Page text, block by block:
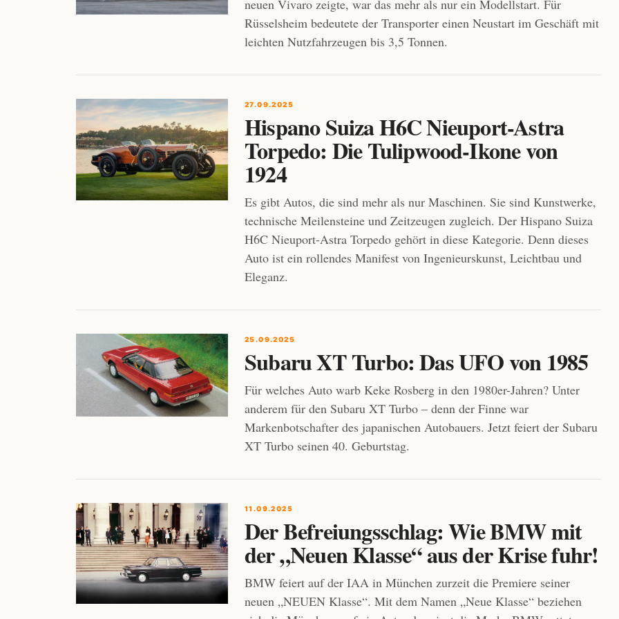
neuen Vivaro zeigte, war das mehr als nur ein Modellstart. Für
Rüsselsheim bedeutete der Transporter einen Neustart im Geschäft mit
leichten Nutzfahrzeugen bis 3,5 Tonnen.
27.09.2025
Hispano Suiza H6C Nieuport-Astra
Torpedo: Die Tulipwood-Ikone von
1924
Es gibt Autos, die sind mehr als nur Maschinen. Sie sind Kunstwerke,
technische Meilensteine und Zeitzeugen zugleich. Der Hispano Suiza
H6C Nieuport-Astra Torpedo gehört in diese Kategorie. Denn dieses
Auto ist ein rollendes Manifest von Ingenieurskunst, Leichtbau und
Eleganz.
25.09.2025
Subaru XT Turbo: Das UFO von 1985
Für welches Auto warb Keke Rosberg in den 1980er-Jahren? Unter
anderem für den Subaru XT Turbo – denn der Finne war
Markenbotschafter des japanischen Autobauers. Jetzt feiert der Subaru
XT Turbo seinen 40. Geburtstag.
11.09.2025
Der Befreiungsschlag: Wie BMW mit
der „Neuen Klasse“ aus der Krise fuhr!
BMW feiert auf der IAA in München zurzeit die Premiere seiner
neuen „NEUEN Klasse“. Mit dem Namen „Neue Klasse“ beziehen